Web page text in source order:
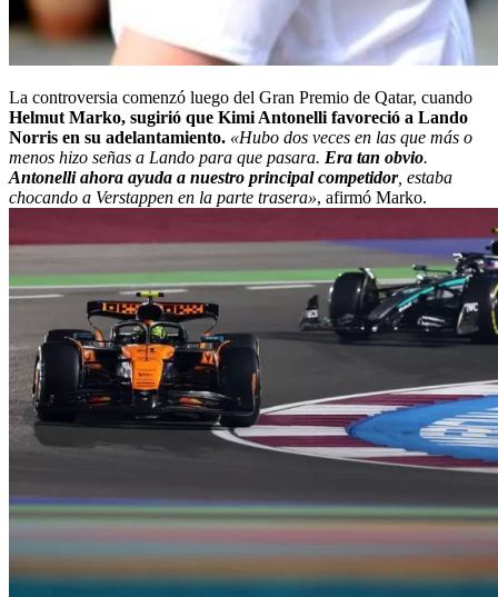
La controversia comenzó luego del Gran Premio de Qatar, cuando
Helmut Marko, sugirió que Kimi Antonelli favoreció a Lando
Norris en su adelantamiento. «Hubo dos veces en las que más o
menos hizo señas a Lando para que pasara. Era tan obvio.
Antonelli ahora ayuda a nuestro principal competidor, estaba
chocando a Verstappen en la parte trasera», afirmó Marko.